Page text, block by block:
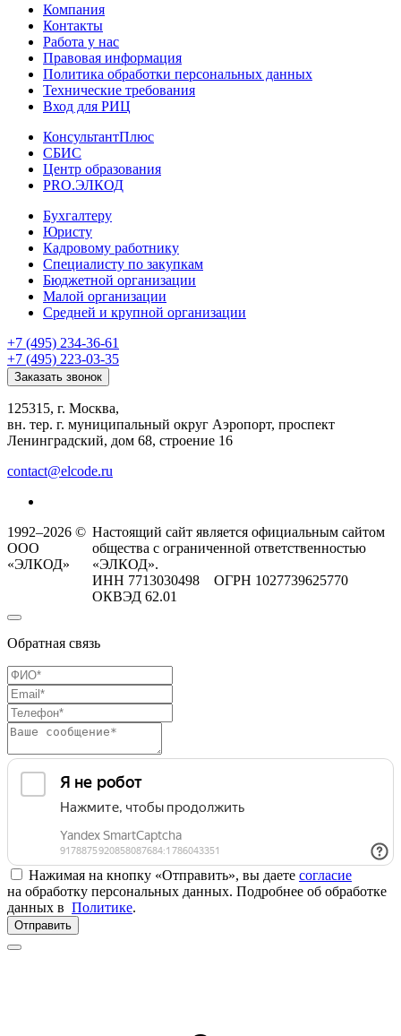
Компания
Контакты
Работа у нас
Правовая информация
Политика обработки персональных данных
Технические требования
Вход для РИЦ
КонсультантПлюс
СБИС
Центр образования
PRO.ЭЛКОД
Бухгалтеру
Юристу
Кадровому работнику
Специалисту по закупкам
Бюджетной организации
Малой организации
Средней и крупной организации
+7 (495) 234-36-61
+7 (495) 223-03-35
Заказать звонок
125315, г. Москва,
вн. тер. г. муниципальный округ Аэропорт, проспект
Ленинградский, дом 68, строение 16
contact@elcode.ru
1992–2026 ©
ООО
«ЭЛКОД»
Настоящий сайт является официальным сайтом
общества с ограниченной ответственностью
«ЭЛКОД».
ИНН 7713030498 ОГРН 1027739625770
ОКВЭД 62.01
Обратная связь
Нажимая на кнопку «Отправить», вы даете согласие
на обработку персональных данных. Подробнее об обработке
данных в Политике.
Отправить